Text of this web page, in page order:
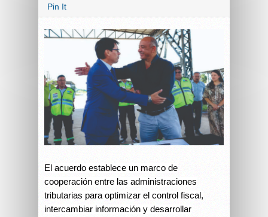
Pin It
El acuerdo establece un marco de
cooperación entre las administraciones
tributarias para optimizar el control fiscal,
intercambiar información y desarrollar